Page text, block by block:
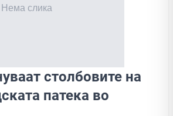
столбовите на
патека во